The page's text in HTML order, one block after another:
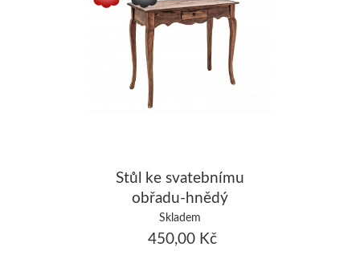
Stůl ke svatebnímu
obřadu-hnědý
Skladem
450,00 Kč